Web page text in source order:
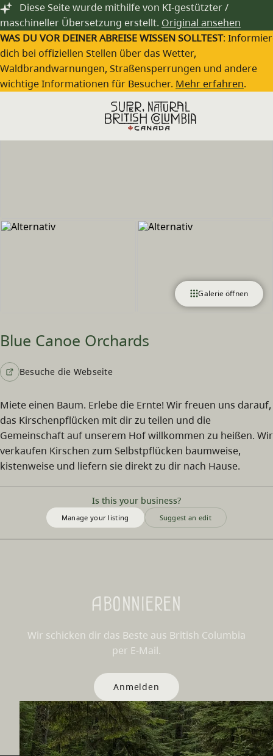
Zum Hauptinhalt springen
Diese Seite wurde mithilfe von KI-gestützter /
maschineller Übersetzung erstellt. Original ansehen
WAS DU VOR DEINER ABREISE WISSEN SOLLTEST:
dich bei offiziellen Stellen über das Wetter,
Waldbrandwarnungen, Straßensperrungen und andere
wichtige Informationen für Besucher. Mehr erfahren.
Galerie öffnen
Blue Canoe Orchards
Besuche die Webseite
Miete einen Baum. Erlebe die Ernte! Wir freuen uns darauf,
das Kirschenpflücken mit dir zu teilen und die
Gemeinschaft auf unserem Hof willkommen zu heißen. Wir
verkaufen Kirschen zum Selbstpflücken baumweise,
kistenweise und liefern sie direkt zu dir nach Hause.
Is this your business?
Manage your listing Suggest an edit
Abonnieren
Wir schicken dir das Beste aus British Columbia
per E-Mail.
Anmelden